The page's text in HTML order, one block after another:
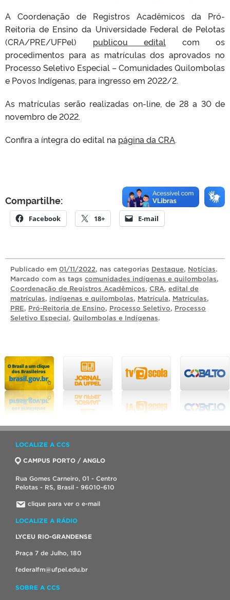
A Coordenação de Registros Acadêmicos da Pró-
Reitoria de Ensino da Universidade Federal de Pelotas
(CRA/PRE/UFPel) publicou edital com os
procedimentos para as matrículas dos aprovados no
Processo Seletivo Especial – Comunidades Quilombolas
e Povos Indígenas, para ingresso em 2022/2.
As matrículas serão realizadas on-line, de 28 a 30 de
novembro de 2022.
Confira a íntegra do edital na página da CRA.
Compartilhe:
Facebook 18+ E-mail
Publicado em 01/11/2022, nas categorias Destaque, Notícias.
Marcado com as tags comunidades indígenas e quilombolas,
Coordenação de Registros Acadêmicos, CRA, edital de
matrículas, indígenas e quilombolas, Matrícula, Matrículas,
PRE, Pró-Reitoria de Ensino, Processo Seletivo, Processo
Seletivo Especial, Quilombolas e Indígenas.
LOCALIZE A CCS
CAMPUS PORTO / ANGLO
Rua Gomes Carneiro, 01 - Centro
Pelotas - RS, Brasil - 96010-610
clique para ver o e-mail
LOCALIZE A RÁDIO
LYCEU RIO-GRANDENSE
Praça 7 de Julho, 180
federalfm@ufpel.edu.br
SOBRE A CCS